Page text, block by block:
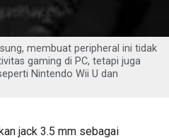
membuat peripheral ini tidak
gaming di PC, tetapi juga
Nintendo Wii U dan
jack 3.5 mm sebagai